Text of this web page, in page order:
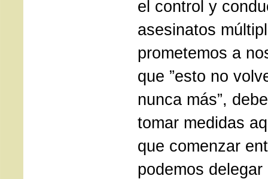
el control y
asesinatos
prometemos a
que ”esto no
nunca más”,
tomar medidas
que comenzar
podemos